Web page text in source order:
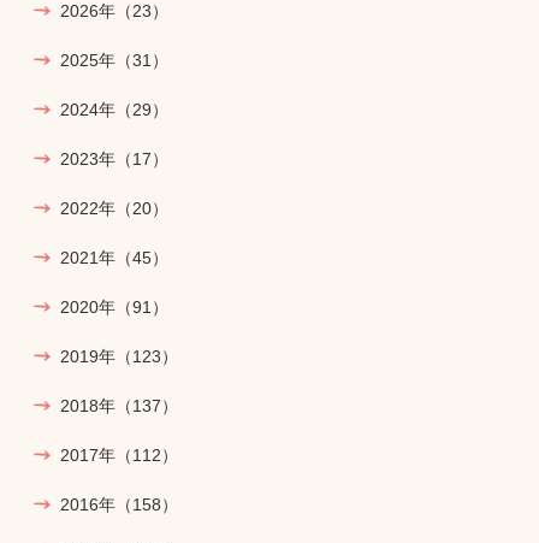
2026年 （23）
2025年 （31）
2024年 （29）
2023年 （17）
2022年 （20）
2021年 （45）
2020年 （91）
2019年 （123）
2018年 （137）
2017年 （112）
2016年 （158）